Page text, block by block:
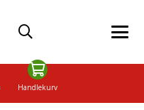
Handlekurv